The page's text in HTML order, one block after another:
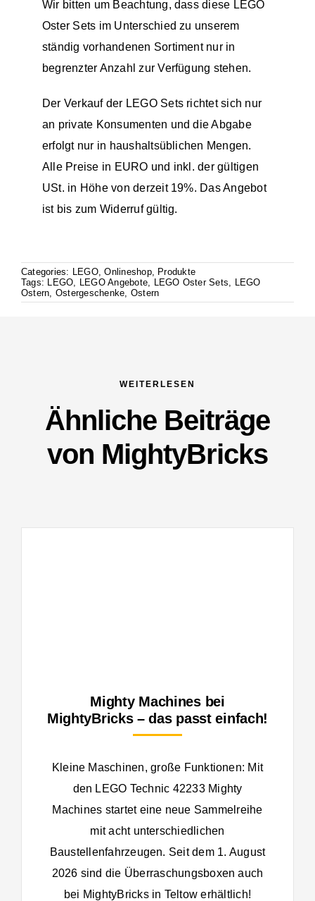
Wir bitten um Beachtung, dass diese LEGO
Oster Sets im Unterschied zu unserem
ständig vorhandenen Sortimentnur in
begrenzter Anzahl zur Verfügung stehen.
Der Verkauf der LEGOSets richtet sich nur
an private Konsumenten und die Abgabe
erfolgt nur in haushaltsüblichen Mengen.
Alle Preise in EURO und inkl. der gültigen
USt. in Höhe von derzeit 19%. Das Angebot
ist bis zum Widerruf gültig.
Categories: LEGO,Onlineshop, Produkte
Tags: LEGO, LEGO Angebote, LEGO Oster Sets, LEGO
Ostern, Ostergeschenke, Ostern
WEITERLESEN
Ähnliche Beiträge
von MightyBricks
Mighty Machines bei
MightyBricks – das passt einfach!
Kleine Maschinen, große Funktionen: Mit
den LEGO Technic 42233 Mighty
Machines startet eine neue Sammelreihe
mit acht unterschiedlichen
Baustellenfahrzeugen. Seit dem 1. August
2026 sind die Überraschungsboxen auch
bei MightyBricks in Teltow erhältlich!